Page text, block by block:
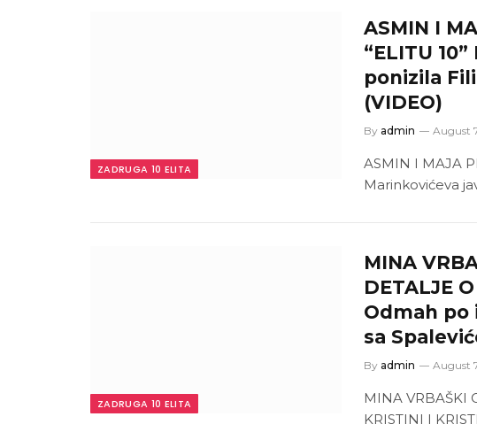
ZADRUGA 10 ELITA
ASMIN I
“ELITU
ponizila
(VIDEO)
By admin August
ASMIN I MAJA
Marinkovićeva
ZADRUGA 10 ELITA
MINA
DETALJE
Odmah po
sa
By admin August
MINA VRBAŠKI
KRISTINI I